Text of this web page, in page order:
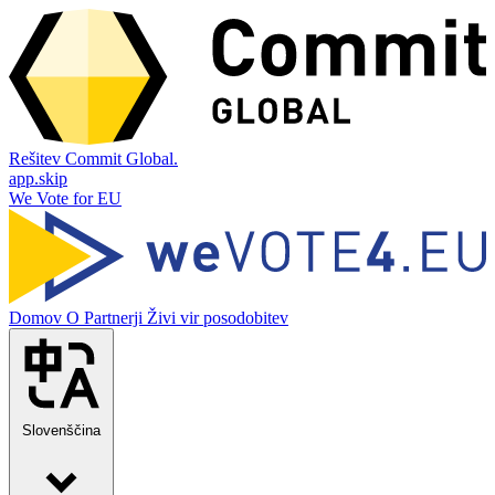
Rešitev Commit Global.
app.skip
We Vote for EU
Domov O Partnerji Živi vir posodobitev
Slovenščina